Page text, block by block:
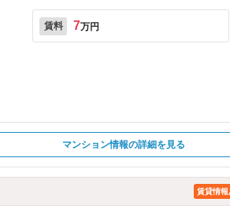
賃料 7万円
マンション情報の詳細を見る
賃貸情報